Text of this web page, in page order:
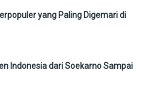
yang Paling Digemari di
Indonesia dari Soekarno Sampai